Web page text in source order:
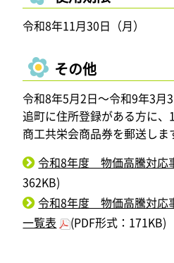
令和8年11月30日（月）
その他
令和8年5月2日～令和9年3月
追町に住所登録がある方に
商工共栄会商品券を郵送しま
令和8年度 物価高騰対応
362KB)
令和8年度 物価高騰対応
一覧表
(PDF形式：171KB)